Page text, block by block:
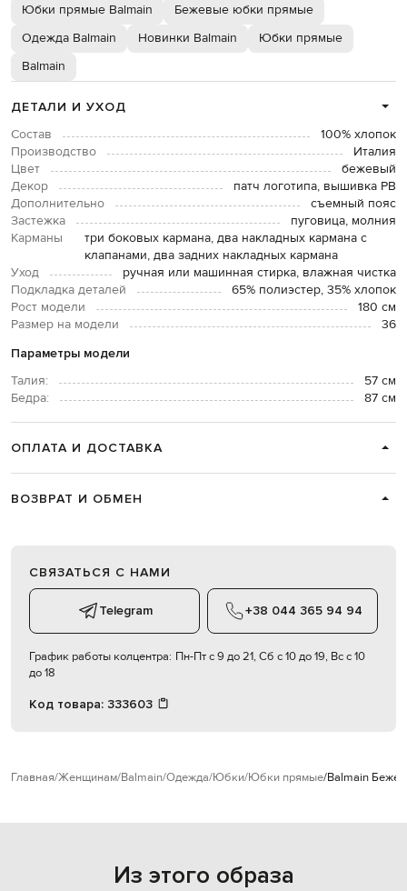
Юбки прямые Balmain
Бежевые юбки прямые
Одежда Balmain
Новинки Balmain
Юбки прямые
Balmain
ДЕТАЛИ И УХОД
Состав
100% хлопок
Производство
Италия
Цвет
бежевый
Декор
патч логотипа, вышивка PB
Дополнительно
съемный пояс
Застежка
пуговица, молния
Карманы
три боковых кармана, два накладных кармана с
клапанами, два задних накладных кармана
Уход
ручная или машинная стирка, влажная чистка
Подкладка деталей
65% полиэстер, 35% хлопок
Рост модели
180 см
Размер на модели
36
Параметры модели
Талия:
57 см
Бедра:
87 см
ОПЛАТА И ДОСТАВКА
ВОЗВРАТ И ОБМЕН
СВЯЗАТЬСЯ С НАМИ
Telegram +38 044 365 94 94
График работы колцентра: Пн-Пт с 9 до 21, Сб с 10 до 19, Вс с 10
до 18
Код товара: 333603
Главная Женщинам Balmain Одежда Юбки Юбки прямые Balmain
Из этого образа